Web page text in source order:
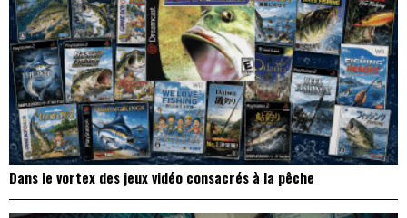
Dans le vortex des jeux vidéo consacrés à la pêche